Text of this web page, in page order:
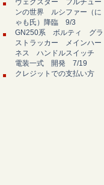
ヴェクスター フルチュー
ンの世界 ルシファー（に
ゃも氏）降臨 9/3
GN250系 ボルティ グラ
ストラッカー メインハー
ネス ハンドルスイッチ
電装一式 開発 7/19
クレジットでの支払い方